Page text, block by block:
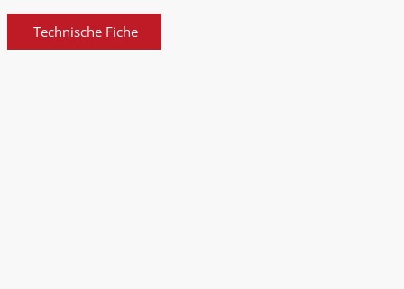
Technische Fiche